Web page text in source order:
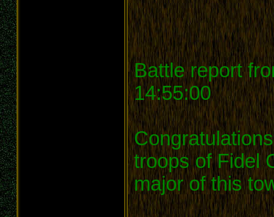
Battle report
14:55:00
troops of Fidel
major of this